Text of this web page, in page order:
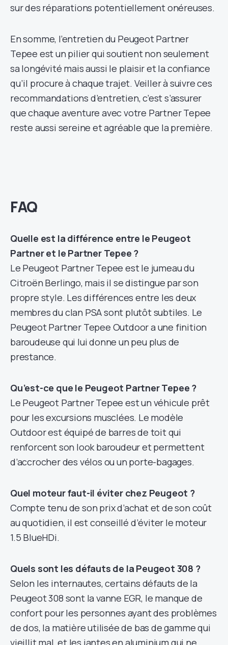
sur des réparations potentiellement onéreuses.
En somme, l’entretien du Peugeot Partner
Tepee est un pilier qui soutient non seulement
sa longévité mais aussi le plaisir et la confiance
qu’il procure à chaque trajet. Veiller à suivre ces
recommandations d’entretien, c’est s’assurer
que chaque aventure avec votre Partner Tepee
reste aussi sereine et agréable que la première.
FAQ
Quelle est la différence entre le Peugeot
Partner et le Partner Tepee ?
Le Peugeot Partner Tepee est le jumeau du
Citroën Berlingo, mais il se distingue par son
propre style. Les différences entre les deux
membres du clan PSA sont plutôt subtiles. Le
Peugeot Partner Tepee Outdoor a une finition
baroudeuse qui lui donne un peu plus de
prestance.
Qu’est-ce que le Peugeot Partner Tepee ?
Le Peugeot Partner Tepee est un véhicule prêt
pour les excursions musclées. Le modèle
Outdoor est équipé de barres de toit qui
renforcent son look baroudeur et permettent
d’accrocher des vélos ou un porte-bagages.
Quel moteur faut-il éviter chez Peugeot ?
Compte tenu de son prix d’achat et de son coût
au quotidien, il est conseillé d’éviter le moteur
1.5 BlueHDi.
Quels sont les défauts de la Peugeot 308 ?
Selon les internautes, certains défauts de la
Peugeot 308 sont la vanne EGR, le manque de
confort pour les personnes ayant des problèmes
de dos, la matière utilisée de bas de gamme qui
vieillit mal, et les jantes en aluminium qui ne